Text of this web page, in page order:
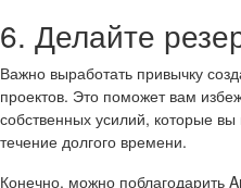
6. Делайте
Важно выработать привычку
проектов. Это поможет вам
собственных усилий, которые
течение долгого времени.
Конечно, можно поблагодарить